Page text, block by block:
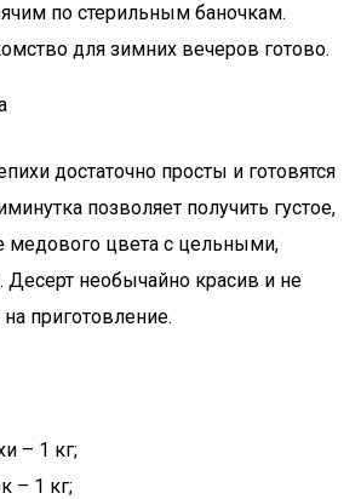
по стерильным баночкам.
для зимних вечеров готово.
достаточно просты и готовятся
позволяет получить густое,
медового цвета с цельными,
Десерт необычайно красив и не
приготовление.
– 1 кг;
– 1 кг;